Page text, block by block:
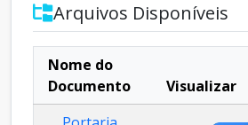
Arquivos Disponíveis
Nome do
Documento
Visualizar